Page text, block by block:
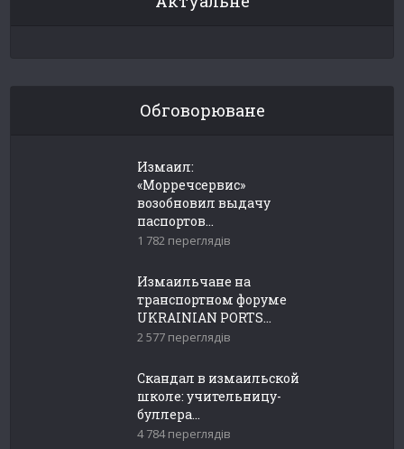
Обговорюване
Измаил:
«Морречсервис»
возобновил выдачу
паспортов...
1 782 переглядів
Измаильчане на
транспортном форуме
UKRAINIAN PORTS...
2 577 переглядів
Скандал в измаильской
школе: учительницу-
буллера...
4 784 переглядів